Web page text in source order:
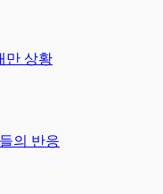
만 상황
의 반응